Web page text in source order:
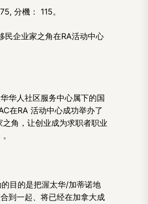
分機： 115。
民企业家之角在RA活动中心
华人社区服务中心属下的国
在RA 活动中心成功举办了
角，让创业成为求职者职业
目的是把渥太华/加蒂诺地
到一起、将已经在加拿大成